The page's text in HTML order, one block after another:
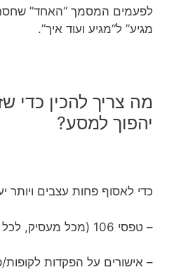
לפעמים המסמך “האחד”
מגיע” ל“מגיע ועוד איך”.
מה צריך להכין כדי
יהפוך למסע?
כדי לאסוף פחות עצבים ויותר
– טפסי 106 (מכל מעסיק, לכל שנה שנבדקת)
– אישורים על הפקדות